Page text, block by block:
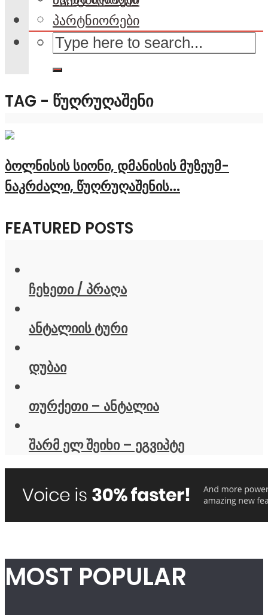
პარტნიორები
TAG - ᲬᲣᲦᲠᲣᲦᲐᲨᲔᲜᲘ
ბოლნისის სიონი, დმანისის მუზეუმ-
ნაკრძალი, წუღრუღაშენის...
FEATURED POSTS
ჩეხეთი / პრაღა
ანტალიის ტური
დუბაი
თურქეთი – ანტალია
შარმ ელ შეიხი – ეგვიპტე
MOST POPULAR